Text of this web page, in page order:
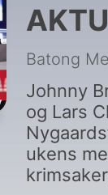
Batong
Johnny
og Lars
ukens